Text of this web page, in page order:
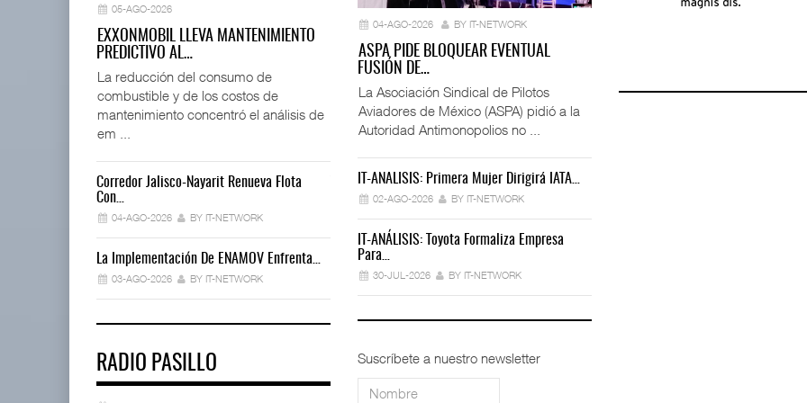
05-AGO-2026
EXXONMOBIL LLEVA MANTENIMIENTO
PREDICTIVO AL…
La reducción del consumo de
combustible y de los costos de
mantenimiento concentró el análisis de
em ...
Corredor Jalisco-Nayarit Renueva Flota
Con…
04-AGO-2026 BY IT-NETWORK
La Implementación De ENAMOV Enfrenta…
03-AGO-2026 BY IT-NETWORK
Trump Revoca Miles De Licencias…
02-AGO-2026 BY IT-NETWORK
Déficit De Operadores Cambia Estrategia…
30-JUL-2026
Ford Apuesta Por El Talento…
RADIO PASILLO
04-AGO-2026 BY IT-NETWORK
ASPA PIDE BLOQUEAR EVENTUAL
FUSIÓN DE…
La Asociación Sindical de Pilotos
Aviadores de México (ASPA) pidió a la
Autoridad Antimonopolios no ...
IT-ANÁLISIS: Primera Mujer Dirigirá IATA…
02-AGO-2026 BY IT-NETWORK
IT-ANÁLISIS: Toyota Formaliza Empresa
Para…
30-JUL-2026 BY IT-NETWORK
Suscríbete a nuestro newsletter